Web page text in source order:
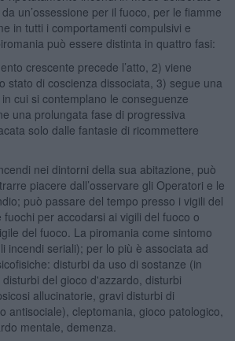
un’ossessione per il fuoco, per le fiamme
in tutti i comportamenti compulsivi e
può essere distinta in quattro fasi:
crescente precede l’atto, 2) viene
stato di coscienza dissociata, 3) segue una
cui si contemplano le conseguenze
una prolungata fase di progressiva
solo dalle fantasie di ricommettere
nei dintorni della sua abitazione, può
piacere dall’osservare gli Operatori e le
può passare del tempo presso i vigili del
per accodarsi ai vigili del fuoco o
del fuoco. La piromania come sintomo
incendi seriali); per lo più è associata ad
disturbi da uso di sostanze (in
del gioco d'azzardo, disturbi
allucinatorie, gravi disturbi di
antisociale), cleptomania, gioco patologico,
mentale, demenza.